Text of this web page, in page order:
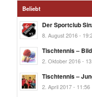
Beliebt
Der Sportclub
8. August 2016 -
Tischtennis –
2. Oktober 2016 -
Tischtennis –
2. April 2017 - 11:56